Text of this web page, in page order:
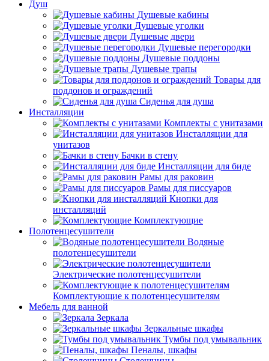
Душ
Душевые кабины
Душевые уголки
Душевые двери
Душевые перегородки
Душевые поддоны
Душевые трапы
Товары для
поддонов и ограждений
Сиденья для душа
Инсталляции
Комплекты с унитазами
Инсталляции для
унитазов
Бачки в стену
Инсталляции для биде
Рамы для раковин
Рамы для писсуаров
Кнопки для
инсталляций
Комплектующие
Полотенцесушители
Водяные
полотенцесушители
Электрические полотенцесушители
Комплектующие к полотенцесушителям
Мебель для ванной
Зеркала
Зеркальные шкафы
Тумбы под умывальник
Пеналы, шкафы